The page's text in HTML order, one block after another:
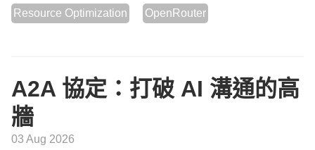
Resource Optimization OpenRouter
A2A 協定：打破 AI 溝通的高
牆
03 Aug 2026